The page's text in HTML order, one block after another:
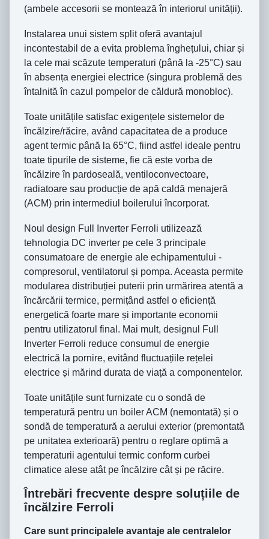
(ambele accesorii se montează în interiorul unității).
Instalarea unui sistem split oferă avantajul
incontestabil de a evita problema înghețului, chiar și
la cele mai scăzute temperaturi (până la -25°C) sau
în absența energiei electrice (singura problemă des
întalnită în cazul pompelor de căldură monobloc).
Toate unitățile satisfac exigențele sistemelor de
încălzire/răcire, având capacitatea de a produce
agent termic până la 65°C, fiind astfel ideale pentru
toate tipurile de sisteme, fie că este vorba de
încălzire în pardoseală, ventiloconvectoare,
radiatoare sau producție de apă caldă menajeră
(ACM) prin intermediul boilerului încorporat.
Noul design Full Inverter Ferroli utilizează
tehnologia DC inverter pe cele 3 principale
consumatoare de energie ale echipamentului -
compresorul, ventilatorul și pompa. Aceasta permite
modularea distribuției puterii prin urmărirea atentă a
încărcării termice, permițând astfel o eficiență
energetică foarte mare și importante economii
pentru utilizatorul final. Mai mult, designul Full
Inverter Ferroli reduce consumul de energie
electrică la pornire, evitând fluctuațiile rețelei
electrice și mărind durata de viață a componentelor.
Toate unitățile sunt furnizate cu o sondă de
temperatură pentru un boiler ACM (nemontată) și o
sondă de temperatură a aerului exterior (premontată
pe unitatea exterioară) pentru o reglare optimă a
temperaturii agentului termic conform curbei
climatice alese atât pe încălzire cât și pe răcire.
Întrebări frecvente despre soluțiile de
încălzire Ferroli
Care sunt principalele avantaje ale centralelor